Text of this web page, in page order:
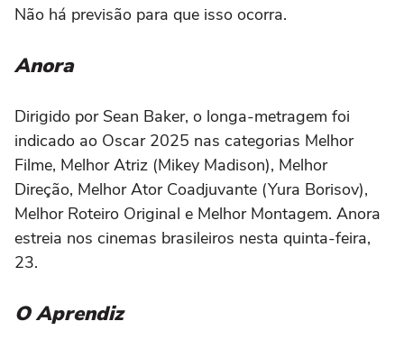
Não há previsão para que isso ocorra.
Anora
Dirigido por Sean Baker, o longa-metragem foi
indicado ao Oscar 2025 nas categorias Melhor
Filme, Melhor Atriz (Mikey Madison), Melhor
Direção, Melhor Ator Coadjuvante (Yura Borisov),
Melhor Roteiro Original e Melhor Montagem. Anora
estreia nos cinemas brasileiros nesta quinta-feira,
23.
O Aprendiz